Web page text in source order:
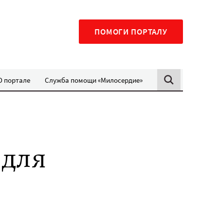
ПОМОГИ ПОРТАЛУ
портале Служба помощи «Милосердие»